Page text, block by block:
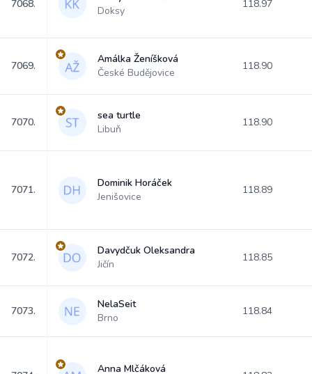
7068.
Doksy
118.97
7069.
Amálka Ženíšková
České Budějovice
118.90
7070.
sea turtle
Libuň
118.90
7071.
Dominik Horáček
Jenišovice
118.89
7072.
Davydčuk Oleksandra
Jičín
118.85
7073.
NelaSeit
Brno
118.84
Anna Mlčáková